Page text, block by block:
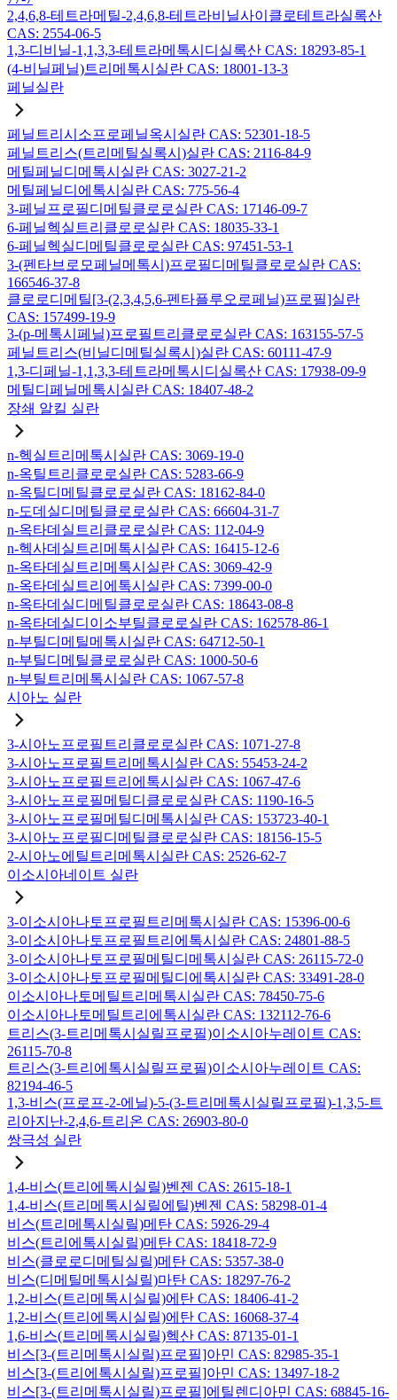
2,4,6,8-테트라메틸-2,4,6,8-테트라비닐사이클로테트라실록산
CAS: 2554-06-5
1,3-디비닐-1,1,3,3-테트라메톡시디실록산 CAS: 18293-85-1
(4-비닐페닐)트리메톡시실란 CAS: 18001-13-3
페닐실란
페닐트리시소프로페닐옥시실란 CAS: 52301-18-5
페닐트리스(트리메틸실록시)실란 CAS: 2116-84-9
메틸페닐디메톡시실란 CAS: 3027-21-2
메틸페닐디에톡시실란 CAS: 775-56-4
3-페닐프로필디메틸클로로실란 CAS: 17146-09-7
6-페닐헥실트리클로로실란 CAS: 18035-33-1
6-페닐헥실디메틸클로로실란 CAS: 97451-53-1
3-(펜타브로모페닐메톡시)프로필디메틸클로로실란 CAS:
166546-37-8
클로로디메틸[3-(2,3,4,5,6-펜타플루오로페닐)프로필]실란
CAS: 157499-19-9
3-(p-메톡시페닐)프로필트리클로로실란 CAS: 163155-57-5
페닐트리스(비닐디메틸실록시)실란 CAS: 60111-47-9
1,3-디페닐-1,1,3,3-테트라메톡시디실록산 CAS: 17938-09-9
메틸디페닐메톡시실란 CAS: 18407-48-2
장쇄 알킬 실란
n-헥실트리메톡시실란 CAS: 3069-19-0
n-옥틸트리클로로실란 CAS: 5283-66-9
n-옥틸디메틸클로로실란 CAS: 18162-84-0
n-도데실디메틸클로로실란 CAS: 66604-31-7
n-옥타데실트리클로로실란 CAS: 112-04-9
n-헥사데실트리메톡시실란 CAS: 16415-12-6
n-옥타데실트리메톡시실란 CAS: 3069-42-9
n-옥타데실트리에톡시실란 CAS: 7399-00-0
n-옥타데실디메틸클로로실란 CAS: 18643-08-8
n-옥타데실디이소부틸클로로실란 CAS: 162578-86-1
n-부틸디메틸메톡시실란 CAS: 64712-50-1
n-부틸디메틸클로로실란 CAS: 1000-50-6
n-부틸트리메톡시실란 CAS: 1067-57-8
시아노 실란
3-시아노프로필트리클로로실란 CAS: 1071-27-8
3-시아노프로필트리메톡시실란 CAS: 55453-24-2
3-시아노프로필트리에톡시실란 CAS: 1067-47-6
3-시아노프로필메틸디클로로실란 CAS: 1190-16-5
3-시아노프로필메틸디메톡시실란 CAS: 153723-40-1
3-시아노프로필디메틸클로로실란 CAS: 18156-15-5
2-시아노에틸트리메톡시실란 CAS: 2526-62-7
이소시아네이트 실란
3-이소시아나토프로필트리메톡시실란 CAS: 15396-00-6
3-이소시아나토프로필트리에톡시실란 CAS: 24801-88-5
3-이소시아나토프로필메틸디메톡시실란 CAS: 26115-72-0
3-이소시아나토프로필메틸디에톡시실란 CAS: 33491-28-0
이소시아나토메틸트리메톡시실란 CAS: 78450-75-6
이소시아나토메틸트리에톡시실란 CAS: 132112-76-6
트리스(3-트리메톡시실릴프로필)이소시아누레이트 CAS:
26115-70-8
트리스(3-트리에톡시실릴프로필)이소시아누레이트 CAS:
82194-46-5
1,3-비스(프로프-2-에닐)-5-(3-트리메톡시실릴프로필)-1,3,5-트
리아지난-2,4,6-트리온 CAS: 26903-80-0
쌍극성 실란
1,4-비스(트리에톡시실릴)벤젠 CAS: 2615-18-1
1,4-비스(트리메톡시실릴에틸)벤젠 CAS: 58298-01-4
비스(트리메톡시실릴)메탄 CAS: 5926-29-4
비스(트리에톡시실릴)메탄 CAS: 18418-72-9
비스(클로로디메틸실릴)메탄 CAS: 5357-38-0
비스(디메틸메톡시실릴)마탄 CAS: 18297-76-2
1,2-비스(트리메톡시실릴)에탄 CAS: 18406-41-2
1,2-비스(트리에톡시실릴)에탄 CAS: 16068-37-4
1,6-비스(트리메톡시실릴)헥산 CAS: 87135-01-1
비스[3-(트리메톡시실릴)프로필]아민 CAS: 82985-35-1
비스[3-(트리에톡시실릴)프로필]아민 CAS: 13497-18-2
비스[3-(트리메톡시실릴)프로필]에틸렌디아민 CAS: 68845-16-